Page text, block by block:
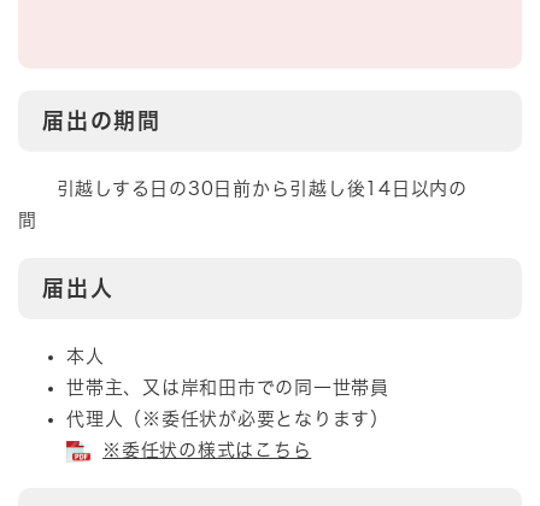
届出の期間
引越しする日の30日前から引越し後14日以内の
間
届出人
本人
世帯主、又は岸和田市での同一世帯員
代理人（※委任状が必要となります）
※委任状の様式はこちら